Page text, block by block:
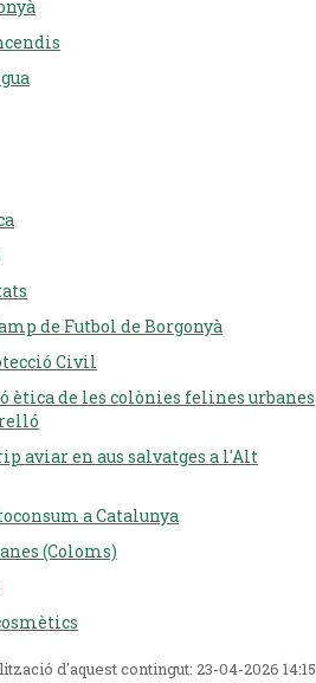
de Futbol de Borgonyà
Civil
ètica de les colònies felines urbanes
aviar en aus salvatges a l'Alt
a Catalunya
(Coloms)
d'aquest contingut: 23-04-2026 14:15